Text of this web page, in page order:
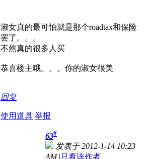
淑女真的最可怕就是那个roadtax和保险
罢了。。。
不然真的很多人买
恭喜楼主哦。。。你的淑女很美
回复
使用道具 举报
63#
发表于 2012-1-14 10:23
AM |只看该作者